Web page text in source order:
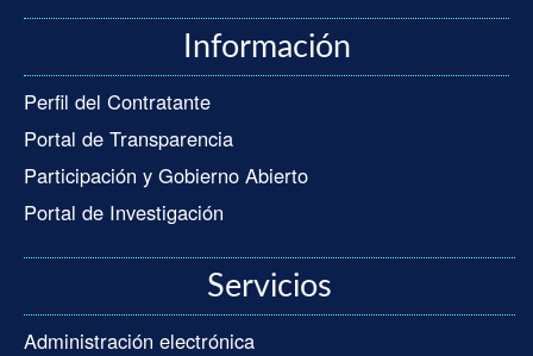
Información
Perfil del Contratante
Portal de Transparencia
Participación y Gobierno Abierto
Portal de Investigación
Servicios
Administración electrónica